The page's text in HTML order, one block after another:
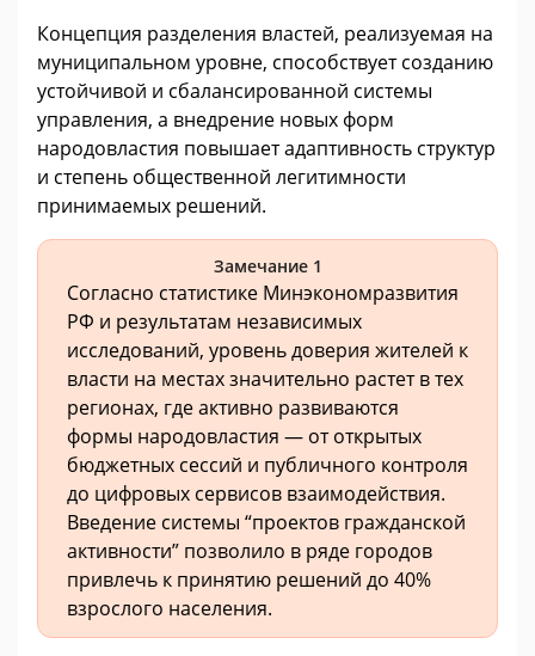
Концепция разделения властей, реализуемая на
муниципальном уровне, способствует созданию
устойчивой и сбалансированной системы
управления, а внедрение новых форм
народовластия повышает адаптивность структур
и степень общественной легитимности
принимаемых решений.
Замечание 1
Согласно статистике Минэкономразвития
РФ и результатам независимых
исследований, уровень доверия жителей к
власти на местах значительно растет в тех
регионах, где активно развиваются
формы народовластия — от открытых
бюджетных сессий и публичного контроля
до цифровых сервисов взаимодействия.
Введение системы “проектов гражданской
активности” позволило в ряде городов
привлечь к принятию решений до 40%
взрослого населения.